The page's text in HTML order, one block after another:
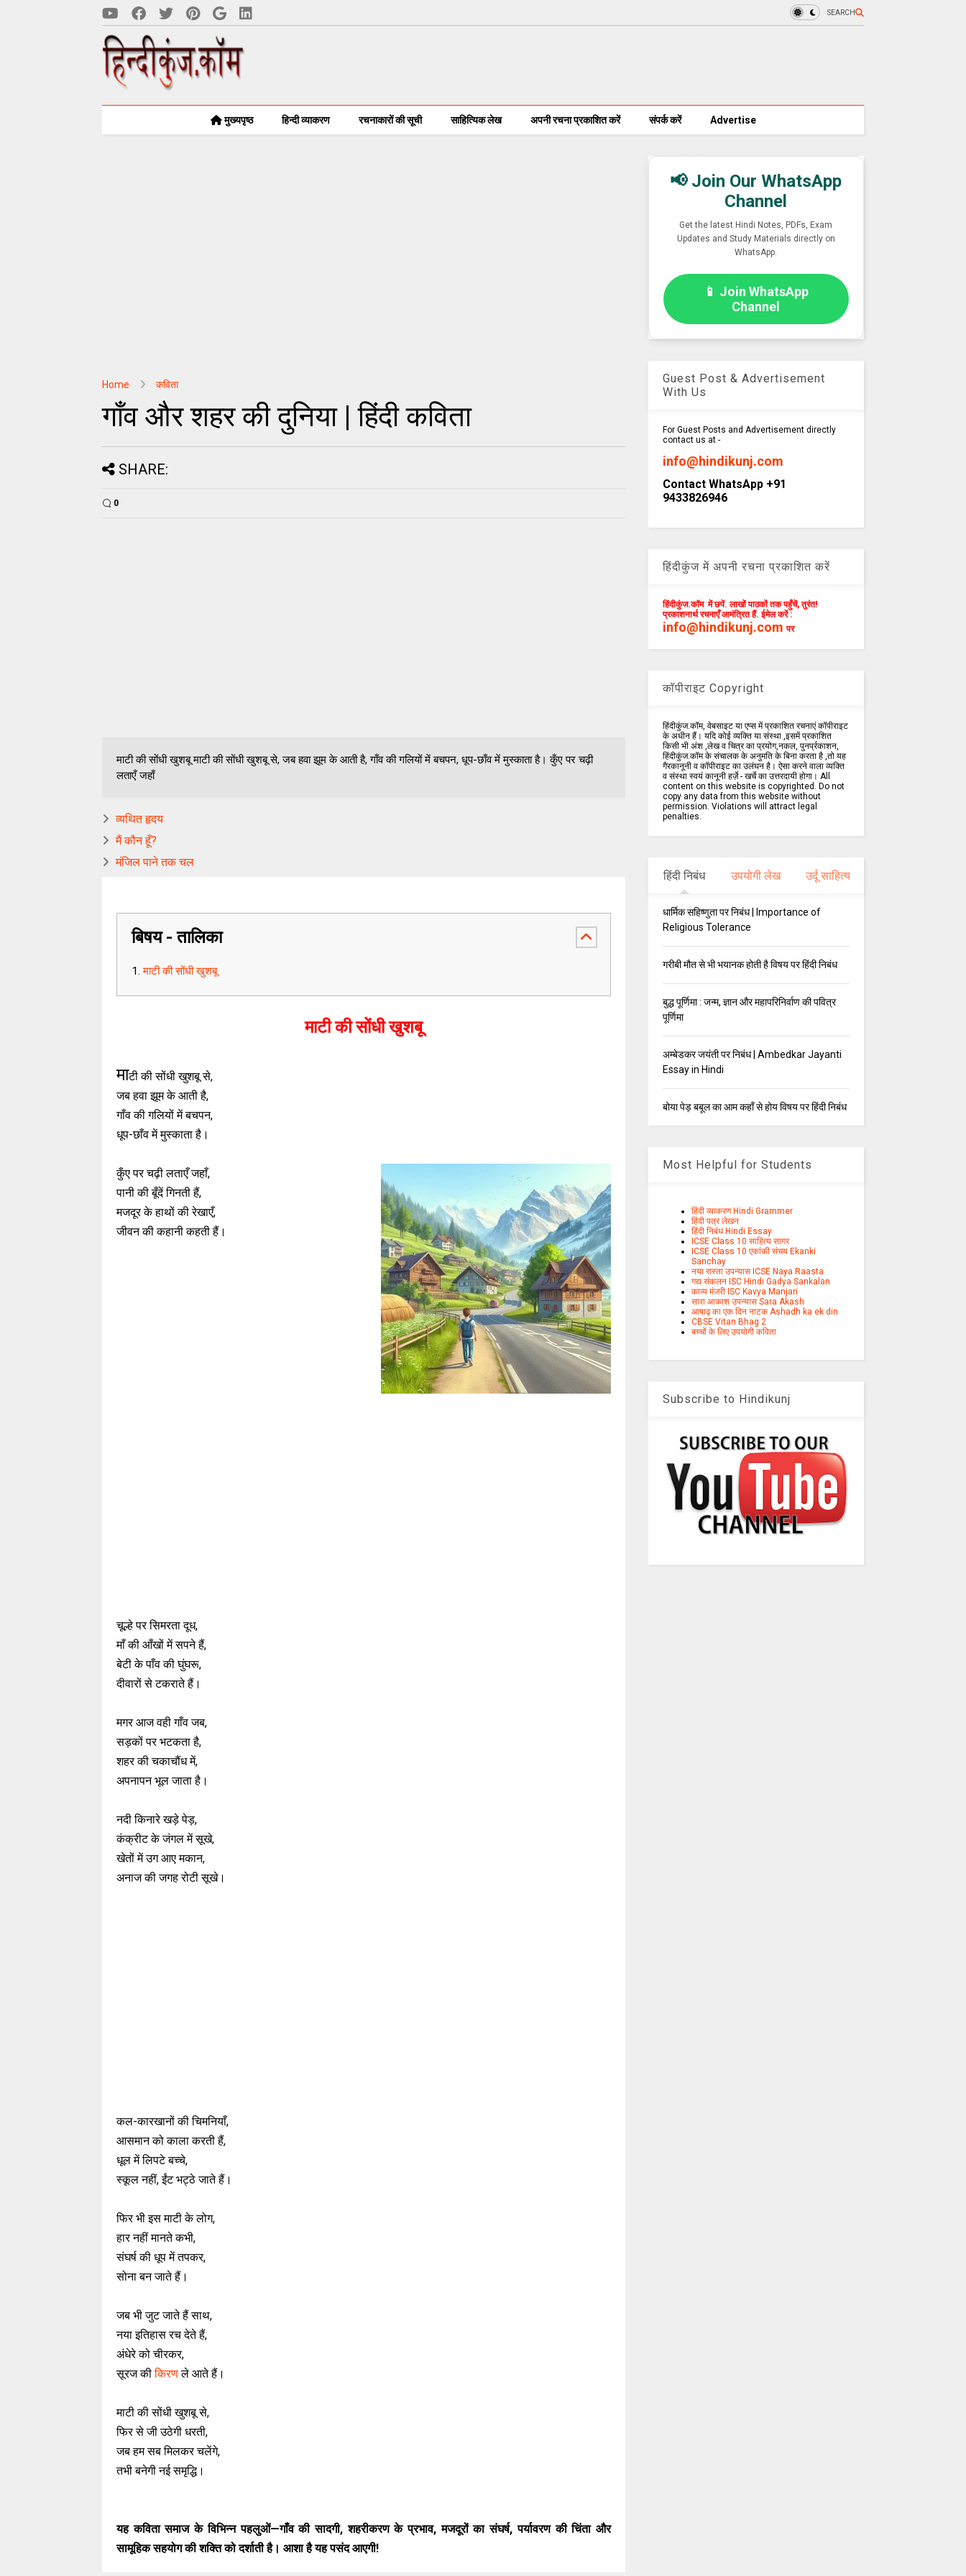
SEARCH
मुख्यपृष्ठ हिन्दी व्याकरण रचनाकारों की सूची साहित्यिक लेख अपनी रचना प्रकाशित करें संपर्क करें Advertise
Home कविता
गाँव और शहर की दुनिया | हिंदी कविता
SHARE:
0
माटी की सोंधी खुशबू माटी की सोंधी खुशबू से, जब हवा झूम के आती है, गाँव की गलियों में बचपन, धूप-छाँव में मुस्काता है। कुँए पर चढ़ी
लताएँ जहाँ
व्यथित हृदय
मैं कौन हूँ?
मंजिल पाने तक चल
बिषय - तालिका
माटी की सोंधी खुशबू
माटी की सोंधी खुशबू
माटी की सोंधी खुशबू से,
जब हवा झूम के आती है,
गाँव की गलियों में बचपन,
धूप-छाँव में मुस्काता है।
कुँए पर चढ़ी लताएँ जहाँ,
पानी की बूँदें गिनती हैं,
मजदूर के हाथों की रेखाएँ,
जीवन की कहानी कहती हैं।
चूल्हे पर सिमरता दूध,
माँ की आँखों में सपने हैं,
बेटी के पाँव की घुंघरू,
दीवारों से टकराते हैं।
मगर आज वही गाँव जब,
सड़कों पर भटकता है,
शहर की चकाचौंध में,
अपनापन भूल जाता है।
नदी किनारे खड़े पेड़,
कंक्रीट के जंगल में सूखे,
खेतों में उग आए मकान,
अनाज की जगह रोटी सूखे।
कल-कारखानों की चिमनियाँ,
आसमान को काला करती हैं,
धूल में लिपटे बच्चे,
स्कूल नहीं, ईंट भट्ठे जाते हैं।
फिर भी इस माटी के लोग,
हार नहीं मानते कभी,
संघर्ष की धूप में तपकर,
सोना बन जाते हैं।
जब भी जुट जाते हैं साथ,
नया इतिहास रच देते हैं,
अंधेरे को चीरकर,
सूरज कीकिरणले आते हैं।
माटी की सोंधी खुशबू से,
फिर से जी उठेगी धरती,
जब हम सब मिलकर चलेंगे,
तभी बनेगी नई समृद्धि।
यह कविता समाज के विभिन्न पहलुओं—गाँव की सादगी, शहरीकरण के प्रभाव, मजदूरों का संघर्ष, पर्यावरण की चिंता और
सामूहिक सहयोग की शक्ति को दर्शाती है। आशा है यह पसंद आएगी!
📢 Join Our WhatsApp
Channel
Get the latest Hindi Notes, PDFs, Exam
Updates and Study Materials directly on
WhatsApp.
📱 Join WhatsApp
Channel
Guest Post & Advertisement
With Us
For Guest Posts and Advertisement directly
contact us at -
info@hindikunj.com
Contact WhatsApp +91
9433826946
हिंदीकुंज में अपनी रचना प्रकाशित करें
हिंदीकुंज.कॉम में छपें. लाखों पाठकों तक पहुँचें, तुरंत!
प्रकाशनार्थ रचनाएँ आमंत्रित हैं. ईमेल करें :
info@hindikunj.com पर
कॉपीराइट Copyright
हिंदीकुंज.कॉम, वेबसाइट या एप्स में प्रकाशित रचनाएं कॉपीराइट
के अधीन हैं। यदि कोई व्यक्ति या संस्था ,इसमें प्रकाशित
किसी भी अंश ,लेख व चित्र का प्रयोग,नकल, पुनर्प्रकाशन,
हिंदीकुंज.कॉम के संचालक के अनुमति के बिना करता है ,तो यह
गैरकानूनी व कॉपीराइट का उलंघन है। ऐसा करने वाला व्यक्ति
व संस्था स्वयं कानूनी हर्ज़े - खर्चे का उत्तरदायी होगा। All
content on this website is copyrighted. Do not
copy any data from this website without
permission. Violations will attract legal
penalties.
हिंदी निबंध उपयोगी लेख उर्दू साहित्य
धार्मिक सहिष्णुता पर निबंध | Importance of
Religious Tolerance
गरीबी मौत से भी भयानक होती है विषय पर हिंदी निबंध
बुद्ध पूर्णिमा : जन्म, ज्ञान और महापरिनिर्वाण की पवित्र
पूर्णिमा
अम्बेडकर जयंती पर निबंध | Ambedkar Jayanti
Essay in Hindi
बोया पेड़ बबूल का आम कहाँ से होय विषय पर हिंदी निबंध
Most Helpful for Students
हिंदी व्याकरण Hindi Grammer
हिंदी पत्र लेखन
हिंदी निबंध Hindi Essay
ICSE Class 10 साहित्य सागर
ICSE Class 10 एकांकी संचय Ekanki
Sanchay
नया रास्ता उपन्यास ICSE Naya Raasta
गद्य संकलन ISC Hindi Gadya Sankalan
काव्य मंजरी ISC Kavya Manjari
सारा आकाश उपन्यास Sara Akash
आषाढ़ का एक दिन नाटक Ashadh ka ek din
CBSE Vitan Bhag 2
बच्चों के लिए उपयोगी कविता
Subscribe to Hindikunj